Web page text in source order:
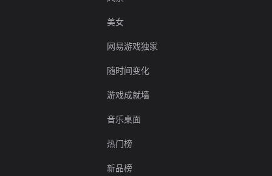
美女
网易游戏独家
随时间变化
游戏成就墙
音乐桌面
热门榜
新品榜